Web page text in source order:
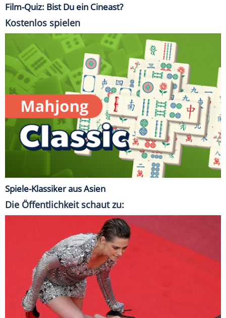
Film-Quiz: Bist Du ein Cineast?
Kostenlos spielen
Spiele-Klassiker aus Asien
Die Öffentlichkeit schaut zu: